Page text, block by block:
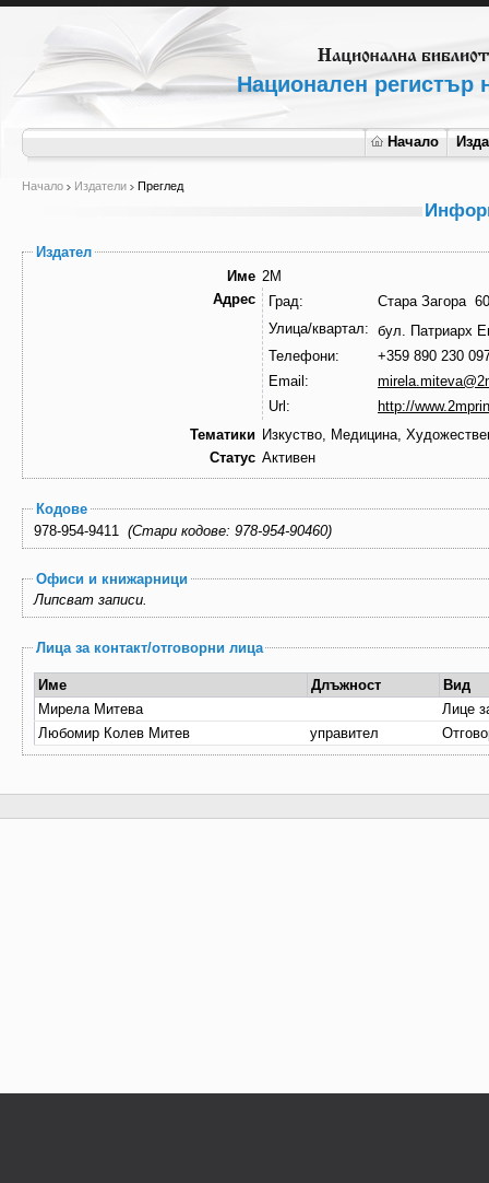
Национален регистър
Начало
Начало Издатели Преглед
Издател
Име 2М
Адрес
Град:
Стара
Улица/квартал: бул. Патриарх
Телефони:
+359 890 230
Email:
Url:
http://
Тематики Изкуство, Медицина,
Статус Активен
Кодове
(Стари кодове: 978-954-90460)
Офиси и книжарници
Липсват записи.
Лица за контакт/отговорни лица
Име Длъжност
Вид
Мирела Митева
Лице
Любомир Колев Митев
управител